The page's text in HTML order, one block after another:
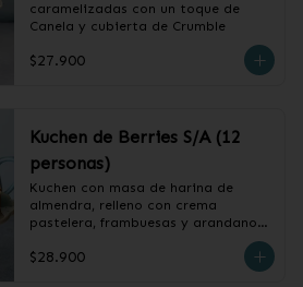
caramelizadas con un toque de
Canela y cubierta de Crumble
$27.900
Kuchen de Berries S/A (12
personas)
Kuchen con masa de harina de
almendra, relleno con crema
pastelera, frambuesas y arandanos,
$28.900